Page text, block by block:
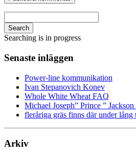
Search
Searching is in progress
Senaste inläggen
Power-line kommunikation
Ivan Stepanovich Konev
Whole White Wheat FAQ
Michael Joseph” Prince ”
fleråriga gräs finns där under
Arkiv